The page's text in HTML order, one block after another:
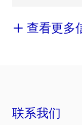
查看更多
联系我们